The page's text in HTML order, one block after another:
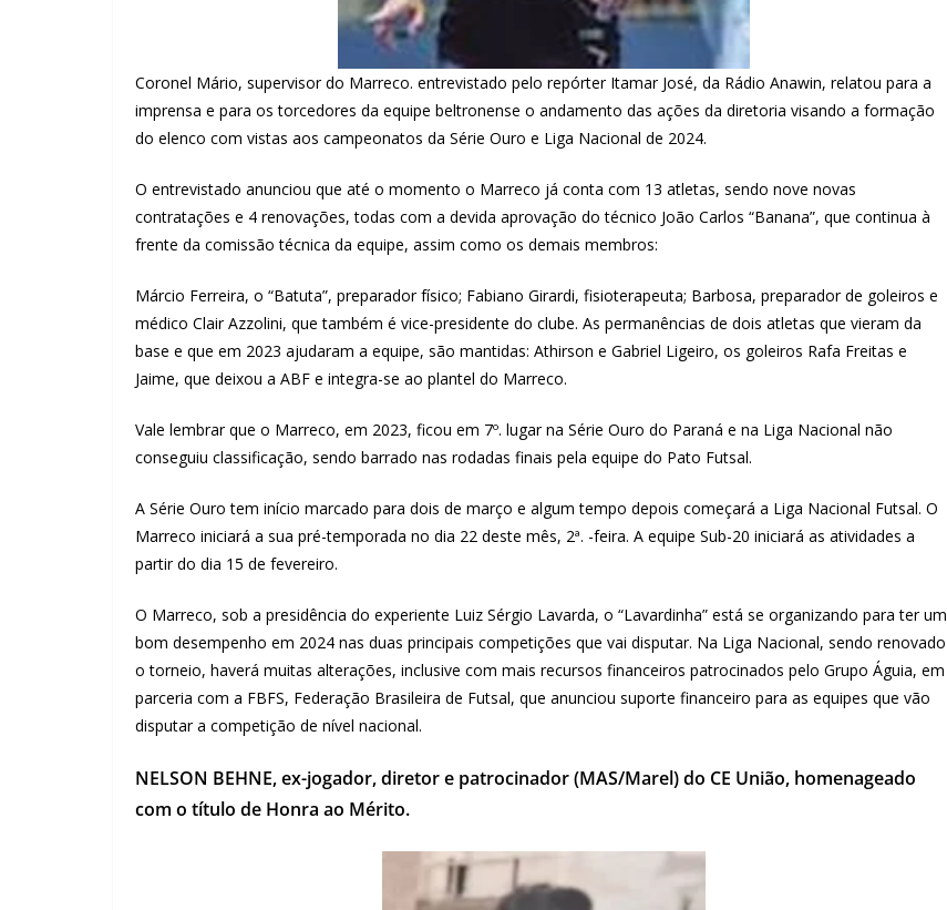
Coronel Mário, supervisor do Marreco. entrevistado pelo repórter Itamar José, da Rádio Anawin, relatou para a
imprensa e para os torcedores da equipe beltronense o andamento das ações da diretoria visando a formação
do elenco com vistas aos campeonatos da Série Ouro e Liga Nacional de 2024.
O entrevistado anunciou que até o momento o Marreco já conta com 13 atletas, sendo nove novas
contratações e 4 renovações, todas com a devida aprovação do técnico João Carlos “Banana”, que continua à
frente da comissão técnica da equipe, assim como os demais membros:
Márcio Ferreira, o “Batuta”, preparador físico; Fabiano Girardi, fisioterapeuta; Barbosa, preparador de goleiros e
médico Clair Azzolini, que também é vice-presidente do clube. As permanências de dois atletas que vieram da
base e que em 2023 ajudaram a equipe, são mantidas: Athirson e Gabriel Ligeiro, os goleiros Rafa Freitas e
Jaime, que deixou a ABF e integra-se ao plantel do Marreco.
Vale lembrar que o Marreco, em 2023, ficou em 7º. lugar na Série Ouro do Paraná e na Liga Nacional não
conseguiu classificação, sendo barrado nas rodadas finais pela equipe do Pato Futsal.
A Série Ouro tem início marcado para dois de março e algum tempo depois começará a Liga Nacional Futsal. O
Marreco iniciará a sua pré-temporada no dia 22 deste mês, 2ª. -feira. A equipe Sub-20 iniciará as atividades a
partir do dia 15 de fevereiro.
O Marreco, sob a presidência do experiente Luiz Sérgio Lavarda, o “Lavardinha” está se organizando para ter um
bom desempenho em 2024 nas duas principais competições que vai disputar. Na Liga Nacional, sendo renovado
o torneio, haverá muitas alterações, inclusive com mais recursos financeiros patrocinados pelo Grupo Águia, em
parceria com a FBFS, Federação Brasileira de Futsal, que anunciou suporte financeiro para as equipes que vão
disputar a competição de nível nacional.
NELSON BEHNE, ex-jogador, diretor e patrocinador (MAS/Marel) do CE União, homenageado
com o título de Honra ao Mérito.